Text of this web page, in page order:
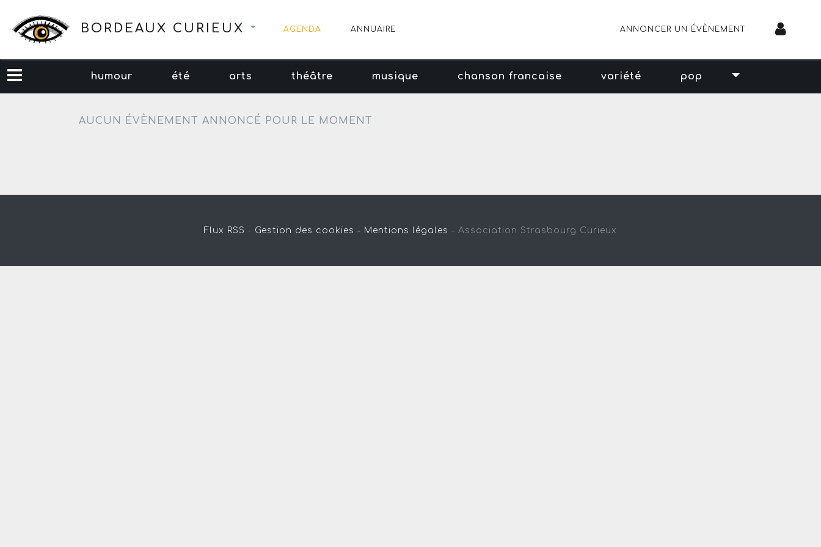
BORDEAUX CURIEUX AGENDA ANNUAIRE ANNONCER UN ÉVÈNEMENT
humour été arts théâtre musique chanson francaise variété pop
AUCUN ÉVÈNEMENT ANNONCÉ POUR LE MOMENT
Flux RSS - Gestion des cookies - Mentions légales - Association Strasbourg Curieux